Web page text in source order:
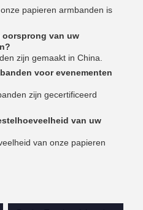
papieren armbanden is
oorsprong van uw
zijn gemaakt in China.
voor evenementen
zijn gecertificeerd
van uw
van onze papieren